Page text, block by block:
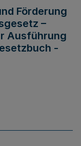
Förderung
–
Ausführung
-